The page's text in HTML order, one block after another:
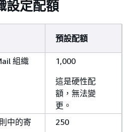
設定配額
預設配額
組織
1,000
這是硬性配
額，無法變
更。
中的寄
250